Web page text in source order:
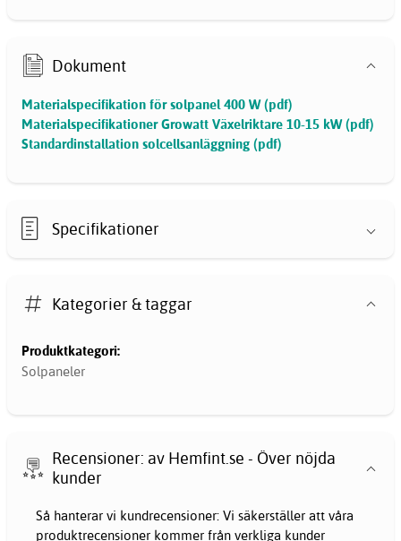
Dokument
Materialspecifikation för solpanel 400 W (pdf)
Materialspecifikationer Growatt Växelriktare 10-15 kW (pdf)
Standardinstallation solcellsanläggning (pdf)
Specifikationer
Kategorier & taggar
Produktkategori:
Solpaneler
Recensioner: av Hemfint.se - Över nöjda
kunder
Så hanterar vi kundrecensioner: Vi säkerställer att våra
produktrecensioner kommer från verkliga kunder